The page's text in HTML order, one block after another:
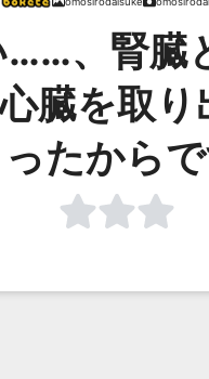
……、腎臓
臓を取り
ったから